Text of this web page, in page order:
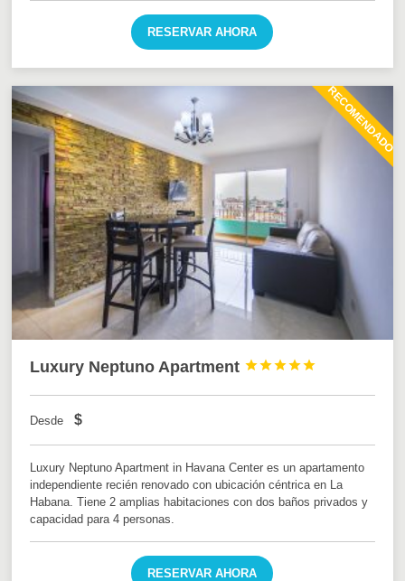
RESERVAR AHORA
RECOMENDADO
Luxury Neptuno Apartment 




Desde $
Luxury Neptuno Apartment in Havana Center es un apartamento
independiente recién renovado con ubicación céntrica en La
Habana. Tiene 2 amplias habitaciones con dos baños privados y
capacidad para 4 personas.
RESERVAR AHORA